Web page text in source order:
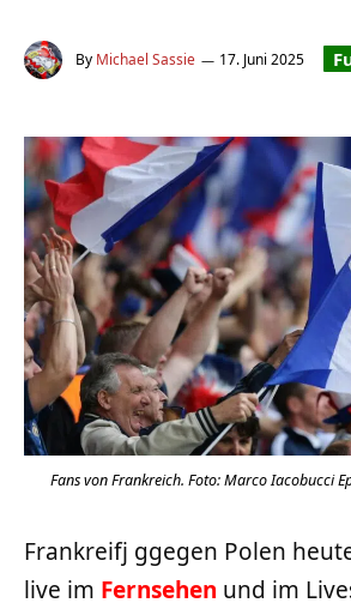
By Michael Sassie 17. Juni 2025
Fans von Frankreich. Foto: Marco Iacobucci
Frankreifj ggegen Polen
live im Fernsehen und im